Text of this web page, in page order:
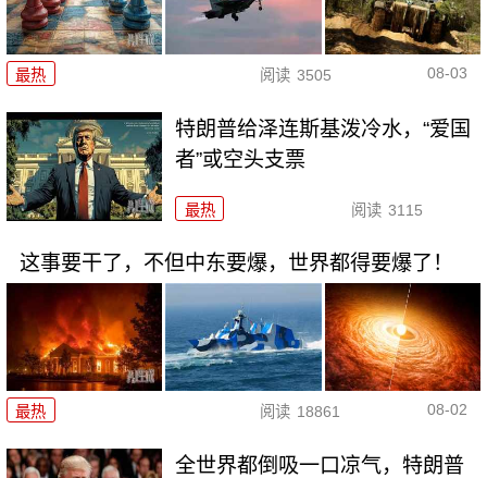
最热 阅读 3505 08-03
特朗普给泽连斯基泼冷水，“爱国
者”或空头支票
最热 阅读 3115
这事要干了，不但中东要爆，世界都得要爆了！
最热 阅读 18861 08-02
全世界都倒吸一口凉气，特朗普